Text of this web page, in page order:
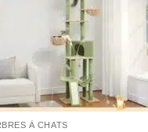
À CHATS